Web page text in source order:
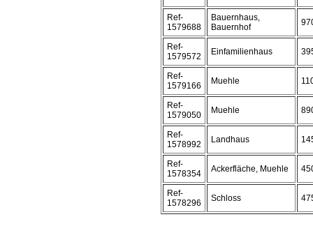
Ref-
1579688
Bauernhaus,
Bauernhof
Ref-
1579572
Einfamilienhaus
Ref-
1579166
Muehle
Ref-
1579050
Muehle
Ref-
1578992
Landhaus
Ref-
1578354
Ackerfläche, Muehle
Ref-
1578296
Schloss